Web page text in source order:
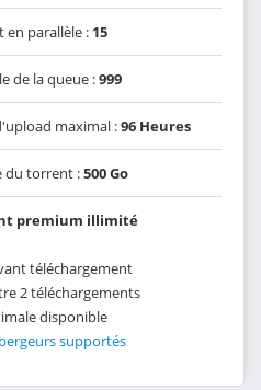
en parallèle : 15
de la queue :999
maximal :96 Heures
du torrent :500 Go
premium illimité
téléchargement
2 téléchargements
disponible
supportés